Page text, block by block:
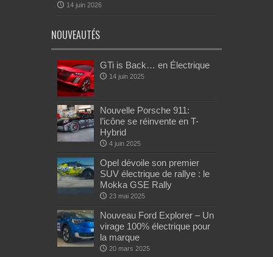
14 juin 2026
NOUVEAUTÉS
GTi is Back… en Électrique
14 juin 2025
Nouvelle Porsche 911:
l’icône se réinvente en T-
Hybrid
4 juin 2025
Opel dévoile son premier
SUV électrique de rallye : le
Mokka GSE Rally
23 mai 2025
Nouveau Ford Explorer – Un
virage 100% électrique pour
la marque
20 mars 2025